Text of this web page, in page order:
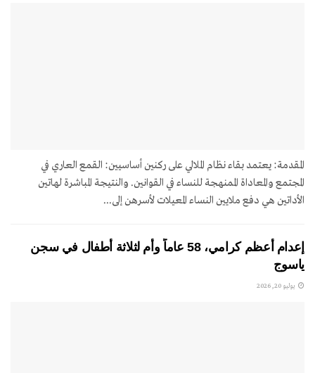
المقدمة: يعتمد بقاء نظام الملالي على ركنين أساسيين: القمع العاري في
المجتمع والمعاداة الممنهجة للنساء في القوانين. والنتيجة المباشرة لهاتين
الأداتين هي دفع ملايين النساء المعيلات لأسرهن إلى...
إعدام أعظم كرامي، 58 عاماً وأم لثلاثة أطفال في سجن
ياسوج
يوليو 20, 2026